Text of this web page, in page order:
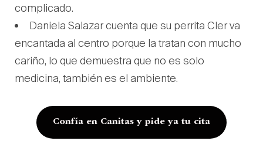
complicado.
Daniela Salazar cuenta que su perrita Cler va
encantada al centro porque la tratan con mucho
cariño, lo que demuestra que no es solo
medicina, también es el ambiente.
Confía en Canitas y pide ya tu cita